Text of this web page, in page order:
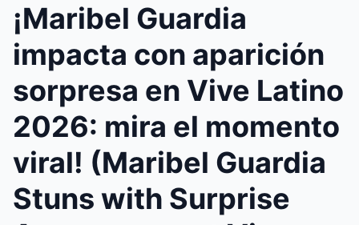
¡Maribel Guardia
impacta con aparición
sorpresa en Vive Latino
2026: mira el momento
viral! (Maribel Guardia
Stuns with Surprise